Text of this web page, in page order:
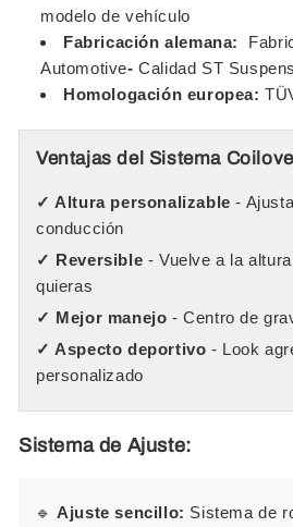
modelo de vehículo
Fabricación alemana:
Automotive-Calidad ST
Homologación europea:
Ventajas del Sistema
✓ Altura personalizable -
conducción
✓ Reversible - Vuelve a la
quieras
✓ Mejor manejo - Centro de
✓ Aspecto deportivo - Look
personalizado
Sistema de Ajuste:
🔹Ajuste sencillo: Sistema de